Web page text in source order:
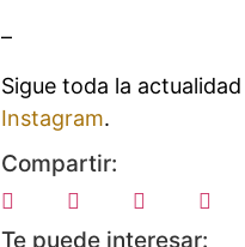
–
Sigue toda la
Instagram.
Compartir:
Te puede interesar: